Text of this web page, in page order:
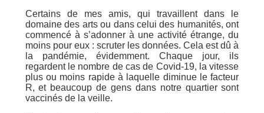
Certains de mes amis, qui travaillent dans le
domaine des arts ou dans celui des humanités, ont
commencé à s’adonner à une activité étrange, du
moins pour eux : scruter les données. Cela est dû à
la pandémie, évidemment. Chaque jour, ils
regardent le nombre de cas de Covid-19, la vitesse
plus ou moins rapide à laquelle diminue le facteur
R, et beaucoup de gens dans notre quartier sont
vaccinés de la veille.